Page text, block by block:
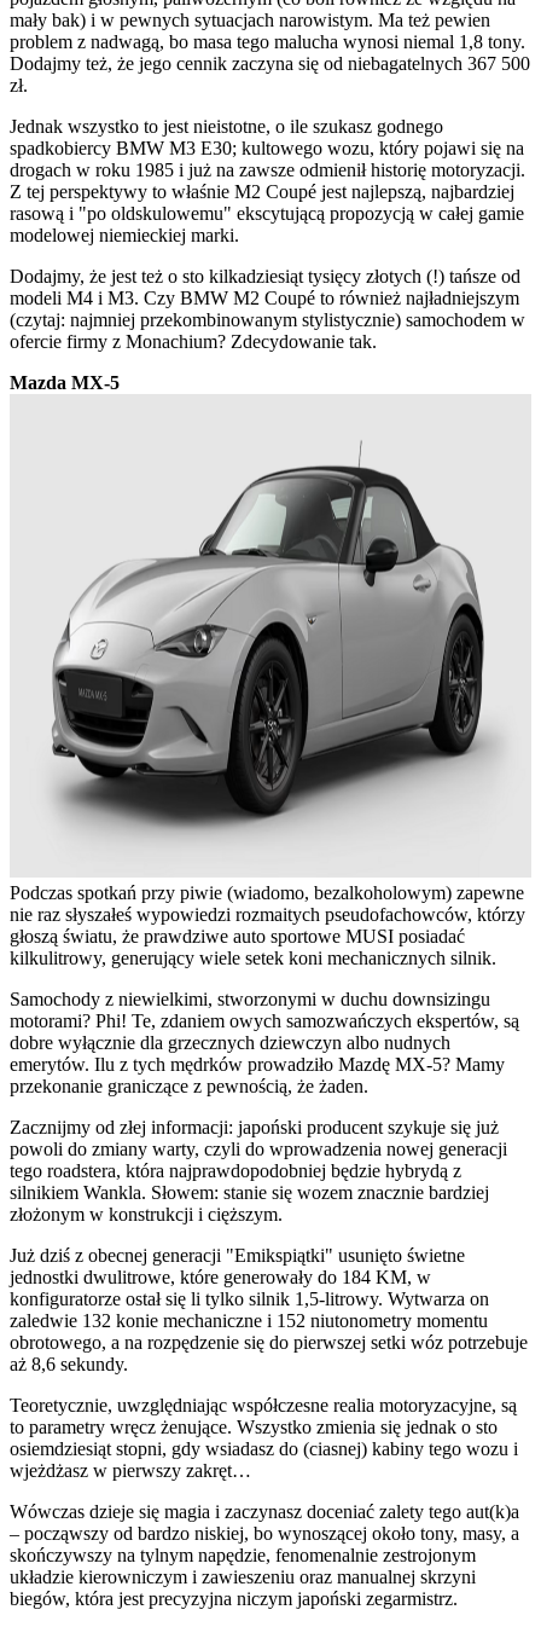
mały bak) i w pewnych sytuacjach narowistym. Ma też pewien
problem z nadwagą, bo masa tego malucha wynosi niemal 1,8 tony.
Dodajmy też, że jego cennik zaczyna się od niebagatelnych 367 500
zł.
Jednak wszystko to jest nieistotne, o ile szukasz godnego
spadkobiercy BMW M3 E30; kultowego wozu, który pojawi się na
drogach w roku 1985 i już na zawsze odmienił historię motoryzacji.
Z tej perspektywy to właśnie M2 Coupé jest najlepszą, najbardziej
rasową i "po oldskulowemu" ekscytującą propozycją w całej gamie
modelowej niemieckiej marki.
Dodajmy, że jest też o sto kilkadziesiąt tysięcy złotych (!) tańsze od
modeli M4 i M3. Czy BMW M2 Coupé to również najładniejszym
(czytaj: najmniej przekombinowanym stylistycznie) samochodem w
ofercie firmy z Monachium? Zdecydowanie tak.
Mazda MX-5
Podczas spotkań przy piwie (wiadomo, bezalkoholowym) zapewne
nie raz słyszałeś wypowiedzi rozmaitych pseudofachowców, którzy
głoszą światu, że prawdziwe auto sportowe MUSI posiadać
kilkulitrowy, generujący wiele setek koni mechanicznych silnik.
Samochody z niewielkimi, stworzonymi w duchu downsizingu
motorami? Phi! Te, zdaniem owych samozwańczych ekspertów, są
dobre wyłącznie dla grzecznych dziewczyn albo nudnych
emerytów. Ilu z tych mędrków prowadziło Mazdę MX-5? Mamy
przekonanie graniczące z pewnością, że żaden.
Zacznijmy od złej informacji: japoński producent szykuje się już
powoli do zmiany warty, czyli do wprowadzenia nowej generacji
tego roadstera, która najprawdopodobniej będzie hybrydą z
silnikiem Wankla. Słowem: stanie się wozem znacznie bardziej
złożonym w konstrukcji i cięższym.
Już dziś z obecnej generacji "Emikspiątki" usunięto świetne
jednostki dwulitrowe, które generowały do 184 KM, w
konfiguratorze ostał się li tylko silnik 1,5-litrowy. Wytwarza on
zaledwie 132 konie mechaniczne i 152 niutonometry momentu
obrotowego, a na rozpędzenie się do pierwszej setki wóz potrzebuje
aż 8,6 sekundy.
Teoretycznie, uwzględniając współczesne realia motoryzacyjne, są
to parametry wręcz żenujące. Wszystko zmienia się jednak o sto
osiemdziesiąt stopni, gdy wsiadasz do (ciasnej) kabiny tego wozu i
wjeżdżasz w pierwszy zakręt…
Wówczas dzieje się magia i zaczynasz doceniać zalety tego aut(k)a
– począwszy od bardzo niskiej, bo wynoszącej około tony, masy, a
skończywszy na tylnym napędzie, fenomenalnie zestrojonym
układzie kierowniczym i zawieszeniu oraz manualnej skrzyni
biegów, która jest precyzyjna niczym japoński zegarmistrz.